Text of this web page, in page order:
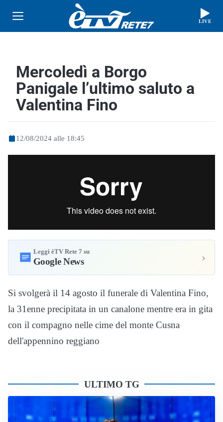
LIVE
Mercoledì a Borgo
Panigale l’ultimo saluto a
Valentina Fino
12/08/2024 alle 18:45
Leggi èTV Rete 7 su
Google News ›
Si svolgerà il 14 agosto il funerale di Valentina Fino,
la 31enne precipitata in un canalone mentre era in gita
con il compagno nelle cime del monte Cusna
dell'appennino reggiano
ULTIMO TG